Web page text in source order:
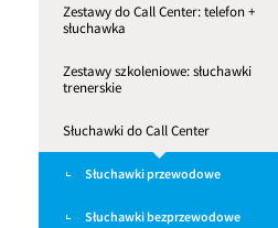
Zestawy do Call Center: telefon +
słuchawka
Zestawy szkoleniowe: słuchawki
trenerskie
Słuchawki do Call Center
Słuchawki przewodowe
Słuchawki bezprzewodowe